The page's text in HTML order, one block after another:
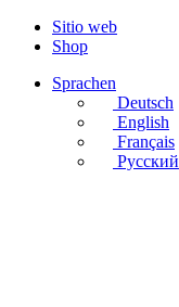
Sitio web
Shop
Sprachen
Deutsch
English
Français
Русский